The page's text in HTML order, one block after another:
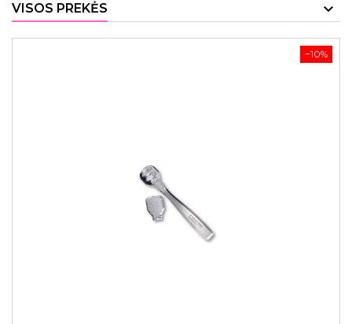
VISOS PREKĖS
−10%